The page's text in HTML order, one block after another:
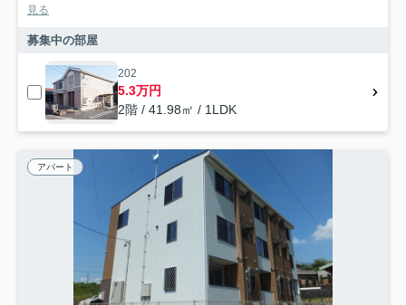
見る
募集中の部屋
202
5.3万円
2階 / 41.98㎡ / 1LDK
アパート